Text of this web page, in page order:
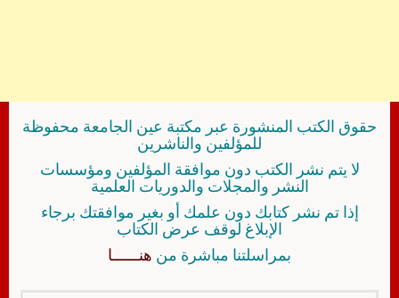
حقوق الكتب المنشورة عبر مكتبة عين الجامعة محفوظة
للمؤلفين والناشرين
لا يتم نشر الكتب دون موافقة المؤلفين ومؤسسات
النشر والمجلات والدوريات العلمية
إذا تم نشر كتابك دون علمك أو بغير موافقتك برجاء
الإبلاغ لوقف عرض الكتاب
بمراسلتنا مباشرة من هنــــــا